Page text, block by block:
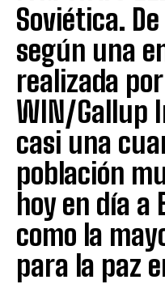
Soviética.
según una
realizada
WIN/Gallup
casi una
población
hoy en día a
como la
para la paz